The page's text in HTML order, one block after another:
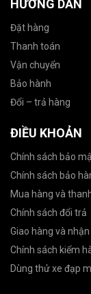
HƯỚNG DẪN
Đặt hàng
Thanh toán
Vận chuyển
Bảo hành
Đổi – trả hàng
ĐIỀU KHOẢN
Chính sách bảo
Chính sách bảo
Mua hàng và
Chính sách đổi trả
Giao hàng và
Chính sách kiểm
Dùng thử xe đạp